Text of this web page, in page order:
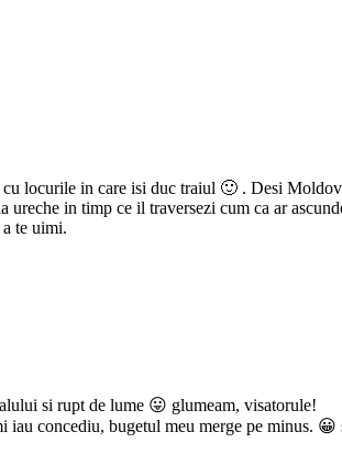
locurile in care isi duc traiul 🙂 . Desi
in timp ce il traversezi cum ca ar
te uimi.
si rupt de lume 😛 glumeam, visatorule!
concediu, bugetul meu merge pe minus. 😀